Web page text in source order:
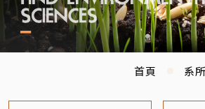
首頁 系